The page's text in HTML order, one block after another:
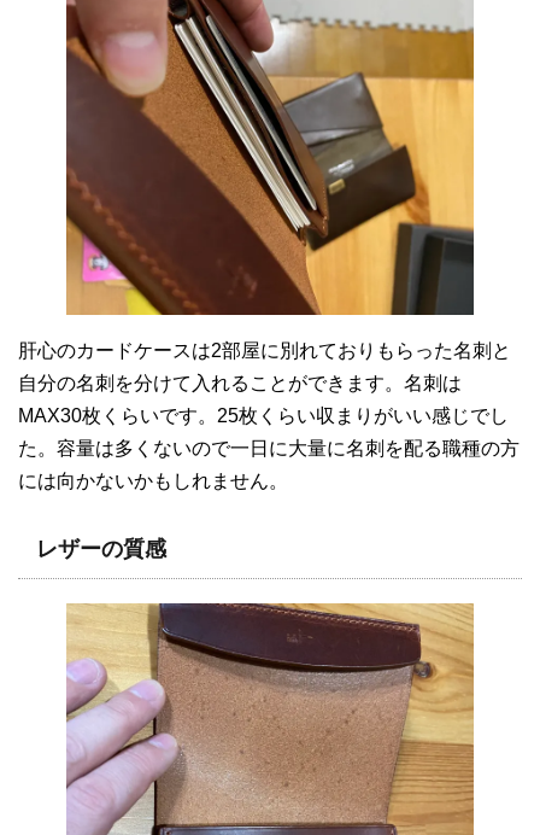
肝心のカードケースは2部屋に別れておりもらった名刺と
自分の名刺を分けて入れることができます。名刺は
MAX30枚くらいです。25枚くらい収まりがいい感じでし
た。容量は多くないので一日に大量に名刺を配る職種の方
には向かないかもしれません。
レザーの質感